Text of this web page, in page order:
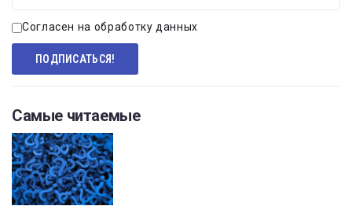
Согласен на обработку данных
Самые читаемые